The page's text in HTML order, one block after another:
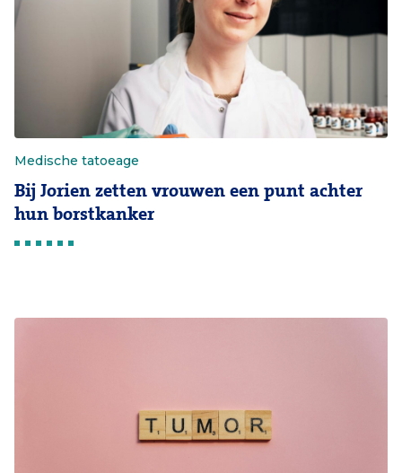
Medische tatoeage
Bij Jorien zetten vrouwen een punt achter
hun borstkanker